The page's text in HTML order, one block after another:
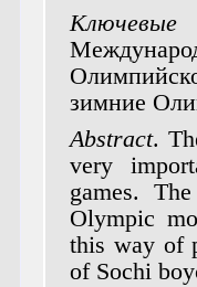
зимние
Abstract.
very
games.
Olympic
this way of
of Sochi